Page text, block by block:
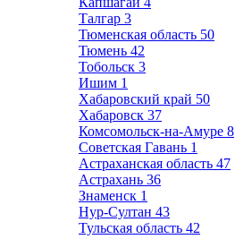
Талгар 3
Тюменская область 50
Тюмень 42
Тобольск 3
Ишим 1
Хабаровский край 50
Хабаровск 37
Комсомольск-на-Амуре 8
Советская Гавань 1
Астраханская область 47
Астрахань 36
Знаменск 1
Нур-Султан 43
Тульская область 42